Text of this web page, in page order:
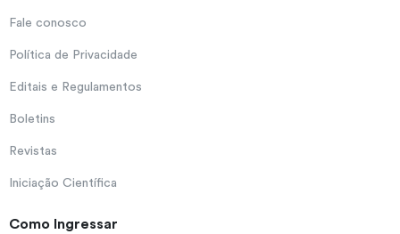
Fale conosco
Política de Privacidade
Editais e Regulamentos
Boletins
Revistas
Iniciação Científica
Como Ingressar